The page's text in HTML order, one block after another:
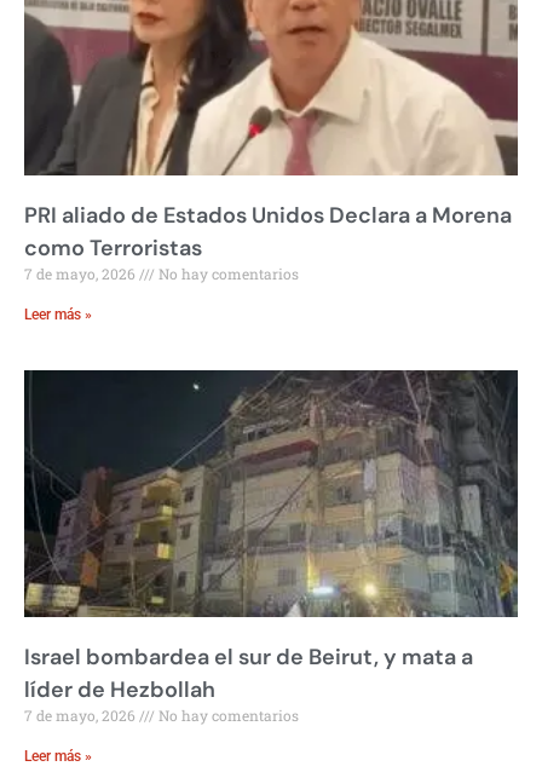
PRI aliado de Estados Unidos Declara a Morena
como Terroristas
7 de mayo, 2026 No hay comentarios
Leer más »
Israel bombardea el sur de Beirut, y mata a
líder de Hezbollah
7 de mayo, 2026 No hay comentarios
Leer más »